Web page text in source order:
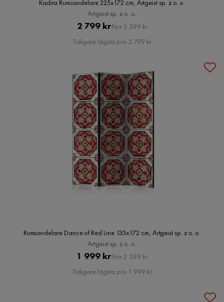
Kadira Rumsavdelare 225x172 cm, Artgeist sp. z o. o.
Artgeist sp. z o. o.
Pris
2 799 krOriginal
Pris
Förr 3 599 kr
Tidigare lägsta pris 2 799 kr
Rumsavdelare Dance of Red Line 135x172 cm, Artgeist sp. z o. o.
Artgeist sp. z o. o.
Pris
1 999 krOriginal
Pris
Förr 2 599 kr
Tidigare lägsta pris 1 999 kr